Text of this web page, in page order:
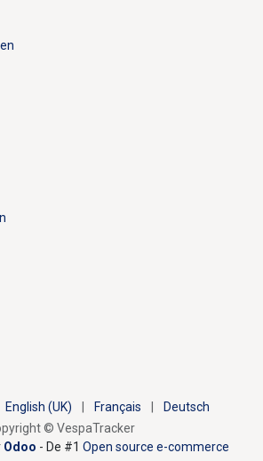
© VespaTracker
English (UK) Français Deutsch
Odoo - De #1 Open source e-commerce